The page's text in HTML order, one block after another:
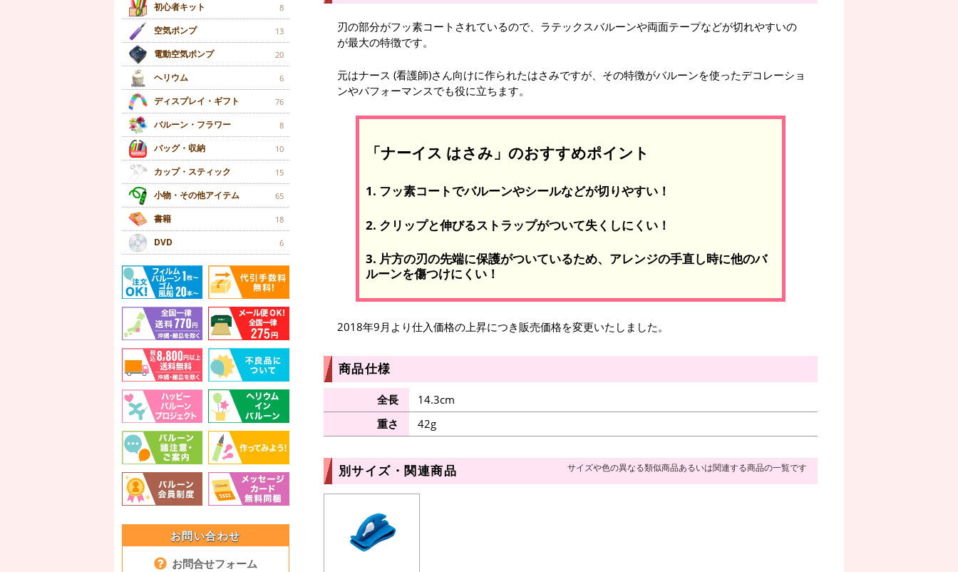
初心者キット 8
空気ポンプ 13
電動空気ポンプ 20
ヘリウム 6
ディスプレイ・ギフト 76
バルーン・フラワー 8
バッグ・収納 10
カップ・スティック 15
小物・その他アイテム 65
書籍 18
DVD 6
お問い合わせ
お問合せフォーム
刃の部分がフッ素コートされているので、ラテックスバルーンや両面テープなどが切れやすいの
が最大の特徴です。
元はナース (看護師)さん向けに作られたはさみですが、その特徴がバルーンを使ったデコレーショ
ンやパフォーマンスでも役に立ちます。
「ナーイス はさみ」のおすすめポイント
1. フッ素コートでバルーンやシールなどが切りやすい！
2. クリップと伸びるストラップがついて失くしにくい！
3. 片方の刃の先端に保護がついているため、アレンジの手直し時に他のバ
ルーンを傷つけにくい！
2018年9月より仕入価格の上昇につき販売価格を変更いたしました。
商品仕様
全長
14.3cm
重さ
42g
別サイズ・関連商品 サイズや色の異なる類似商品あるいは関連する商品の一覧です